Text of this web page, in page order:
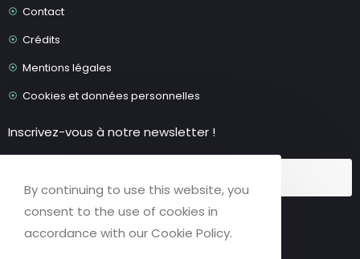
Contact
Crédits
Mentions légales
Cookies et données personnelles
Inscrivez-vous à notre newsletter !
Accepter le RGPD
By continuing to use this website, you
consent to the use of cookies in
accordance with our Cookie Policy.